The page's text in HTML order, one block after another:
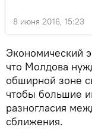
8 июня 2016, 15:23
Экономический
что Молдова
обширной зоне
чтобы большие
разногласия
сближения.